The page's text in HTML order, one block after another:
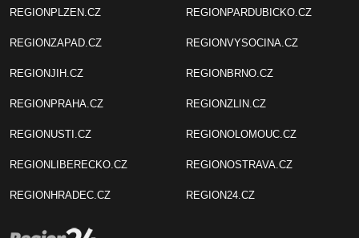
REGIONPLZEN.CZ
REGIONZAPAD.CZ
REGIONJIH.CZ
REGIONPRAHA.CZ
REGIONUSTI.CZ
REGIONLIBERECKO.CZ
REGIONHRADEC.CZ
REGIONPARDUBICKO.CZ
REGIONVYSOCINA.CZ
REGIONBRNO.CZ
REGIONZLIN.CZ
REGIONOLOMOUC.CZ
REGIONOSTRAVA.CZ
REGION24.CZ